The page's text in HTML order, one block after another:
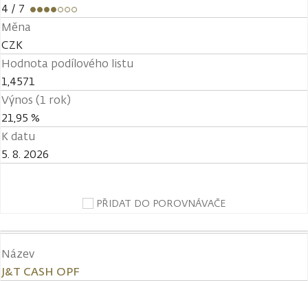
4 / 7
Měna
CZK
Hodnota podílového listu
1,4571
Výnos (1 rok)
21,95 %
K datu
5. 8. 2026
PŘIDAT DO POROVNÁVAČE
Název
J&T CASH OPF